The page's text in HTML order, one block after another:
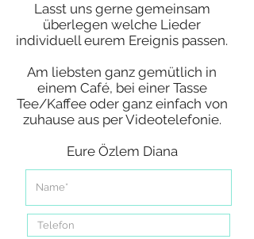
Lasst uns gerne gemeinsam
überlegen welche Lieder
individuell eurem Ereignis passen.
Am liebsten ganz gemütlich in
einem Café, bei einer Tasse
Tee/Kaffee oder ganz einfach von
zuhause aus per Videotelefonie.
Eure Özlem Diana